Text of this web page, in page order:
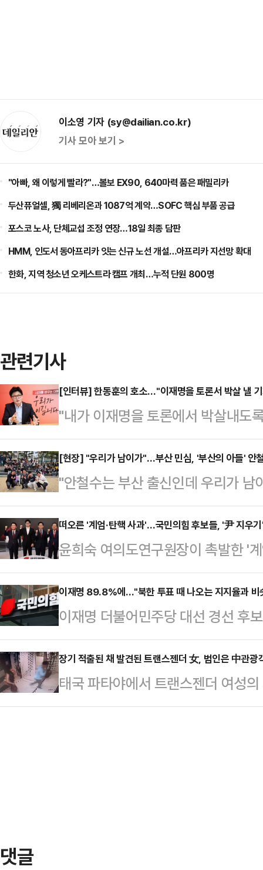
이소영 기자 (sy@dailian.co.kr)
기사 모아 보기 >
"아빠, 왜 이렇게 빨라?"…볼보 EX90, 640마력 품은 패밀리카
두산퓨얼셀, 獨 리베리온과 1087억 계약…SOFC 핵심 부품 공급
포스코 노사, 단체교섭 조정 연장…18일 최종 담판
HMM, 인도서 동아프리카 잇는 신규 노선 개설…아프리카 지선망 확대
한화, 지역 청소년 오케스트라 캠프 개최…누적 단원 800명
관련기사
[인터뷰] 한동훈의 호소…"이재명을 토론서 박살 낼
"내가 이재명을 토론에서 박살내도
냐. 통쾌하게 이기는 그런 경험하
어진 국민의힘 경선 토론회가 종료
논리로 상대 후보들을 압박하며 존
는 호불호가 갈릴 수 있을지 몰라도
도 부인하기 어렵단 평가를 받는다.
은 한 후보는 오랜 정치 경력을 지
국회의원, 광역단…
[현장] "우리가 남이가"…부산 민심, '부산의 아들' 안
"안철수는 부산 출신인데 우리가
이 돼주세요."22대 대선에 출마한
대선 경선 후보에 대한 '고향'의 민
번째 도전하는 안 후보의 정치 여정
에는 꼭 잘 되시라" "경선에서 꼭 이
불어민주당 대선 후보를 꼭 이기고
안철수 후보는 27일 자신의 고향
떠오른 '계엄·탄핵 사과'…국민의힘 후보들, '尹 지우
윤희숙 여의도연구원장이 촉발한 '
'윤석열 지우기'로 이어질지 여부에
대통령의 계엄 선포와 탄핵 소추로
벗어나지 못하면 대선 승리도 어렵
에 따르면 안철수 국민의힘 대선
에서 열린 2차 경선 4강 토론회에서
대통령이 헌법재판소에서 파면당
민에게 사과할 의…
이재명 89.8%에…"북한 투표 때 나오는 지지율과 비
이재명 더불어민주당 대선 경선 후
라는 유례없는 수치로 대선 후보로
후보 캠프에서 앞다퉈 쓴소리를 냈
나올 수 있는 수치라 보이지 않고,
후보가 이런 득표율로 대선 후보로
장기 적출된 채 발견된 트랜스젠더 女, 범인은 中관광
태국 파타야에서 트랜스젠더 여성
건이 발생했다.26일(현지시각) 카
댓글